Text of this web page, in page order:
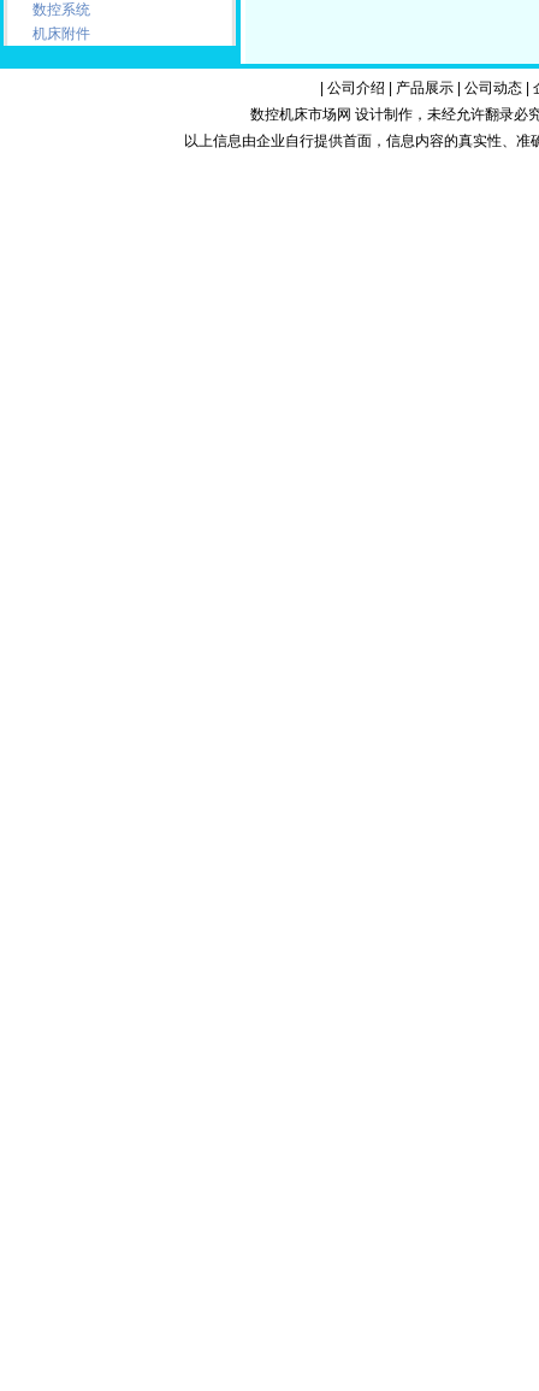
数控系统
机床附件
公司介绍 产品展示| 公司动态|
数控机床市场网 设计制作，未经允许翻录必
以上信息由企业自行提供首面，信息内容的真实性、